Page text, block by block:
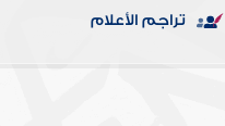
تراجم الأعلام